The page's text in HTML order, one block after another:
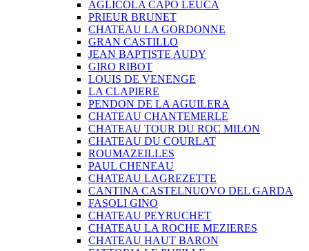
AGLICOLA CAPO LEUCA
PRIEUR BRUNET
CHATEAU LA GORDONNE
GRAN CASTILLO
JEAN BAPTISTE AUDY
GIRO RIBOT
LOUIS DE VENENGE
LA CLAPIERE
PENDON DE LA AGUILERA
CHATEAU CHANTEMERLE
CHATEAU TOUR DU ROC MILON
CHATEAU DU COURLAT
ROUMAZEILLES
PAUL CHENEAU
CHATEAU LAGREZETTE
CANTINA CASTELNUOVO DEL GARDA
FASOLI GINO
CHATEAU PEYRUCHET
CHATEAU LA ROCHE MEZIERES
CHATEAU HAUT BARON